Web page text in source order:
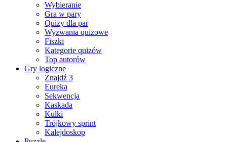
Wybieranie
Gra w pary
Quizy dla par
Wyzwania quizowe
Fiszki
Kategorie quizów
Top autorów
Gry logiczne
Znajdź 3
Eureka
Sekwencja
Kaskada
Kulki
Trójkowy sprint
Kalejdoskop